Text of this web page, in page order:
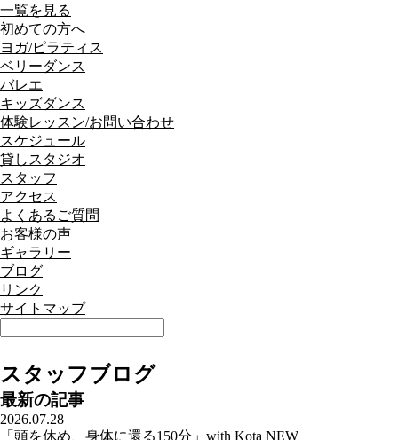
一覧を見る
初めての方へ
ヨガ/ピラティス
ベリーダンス
バレエ
キッズダンス
体験レッスン/お問い合わせ
スケジュール
貸しスタジオ
スタッフ
アクセス
よくあるご質問
お客様の声
ギャラリー
ブログ
リンク
サイトマップ
スタッフブログ
最新の記事
2026.07.28
「頭を休め、身体に還る150分」with Kota NEW